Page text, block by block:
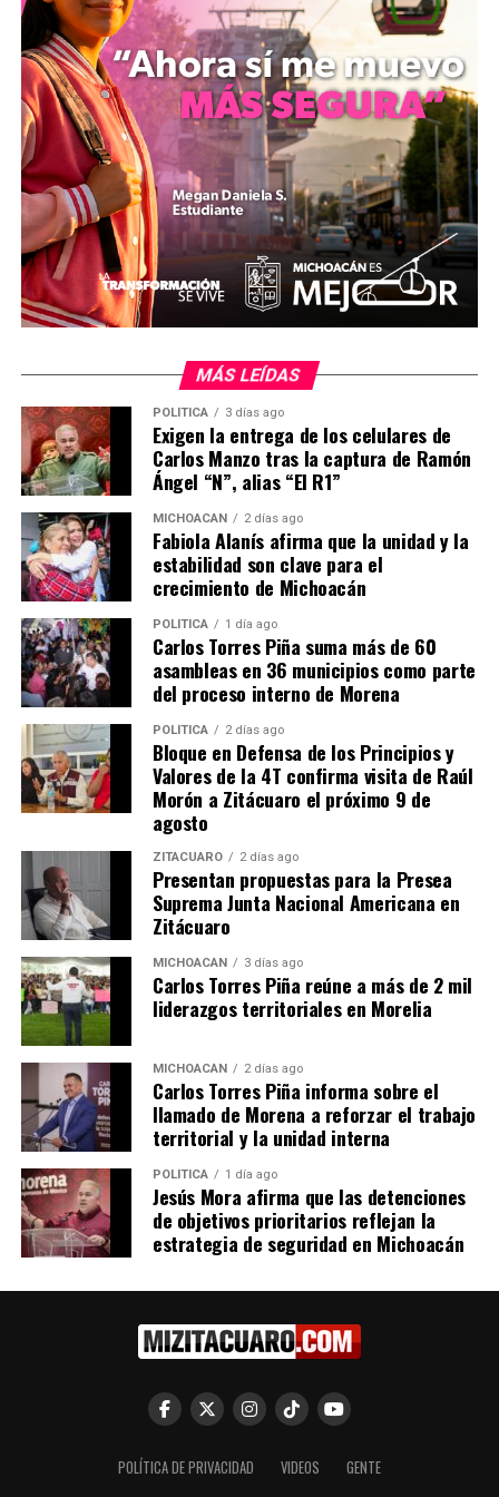
alimentaria nacional mediante el rescate del agro como
un sector de seguridad estratégica para el país.
El actual esquema de competitividad regional prioriza
un enfoque humanista para asegurar que los márgenes
de ganancia y el crecimiento macroeconómico no se
centralicen, sino que permeen de forma equitativa en
los hogares y municipios que históricamente habían
quedado al margen del desarrollo, consolidando una
agenda de transformación con igualdad y equidad
territorial.
MiZitácuaro.
Comparte con:
Me gusta esto:
Avanza Michoacán en
estrategia integral de
seguridad y procuración de
justicia: Silvano Aureoles
26 marzo, 2018
En "Michoacán"
Michoacán Fortalece
Infraestructura Judicial con
Nueva Sede del TJAM en
4 noviembre, 2024
En "Michoacán"
Revisión de Proyectos de
Infraestructura en
Octavio Ocampo reprograma encuentro estatal del PRD
MÁS LEÍDAS
POLÍTICA 3 días ago
Exigen la entrega de los celulares de
Carlos Manzo tras la captura de Ramón
Ángel “N”, alias “El R1”
MICHOACÁN 2 días ago
Fabiola Alanís afirma que la unidad y la
estabilidad son clave para el
crecimiento de Michoacán
POLÍTICA 1 día ago
Carlos Torres Piña suma más de 60
asambleas en 36 municipios como parte
del proceso interno de Morena
POLÍTICA 2 días ago
Bloque en Defensa de los Principios y
Valores de la 4T confirma visita de Raúl
Morón a Zitácuaro el próximo 9 de
agosto
ZITÁCUARO 2 días ago
Presentan propuestas para la Presea
Suprema Junta Nacional Americana en
Zitácuaro
MICHOACÁN 3 días ago
Carlos Torres Piña reúne a más de 2 mil
liderazgos territoriales en Morelia
MICHOACÁN 2 días ago
Carlos Torres Piña informa sobre el
llamado de Morena a reforzar el trabajo
territorial y la unidad interna
POLÍTICA 1 día ago
Jesús Mora afirma que las detenciones
de objetivos prioritarios reflejan la
estrategia de seguridad en Michoacán
POLÍTICA DE PRIVACIDAD VIDEOS GENTE